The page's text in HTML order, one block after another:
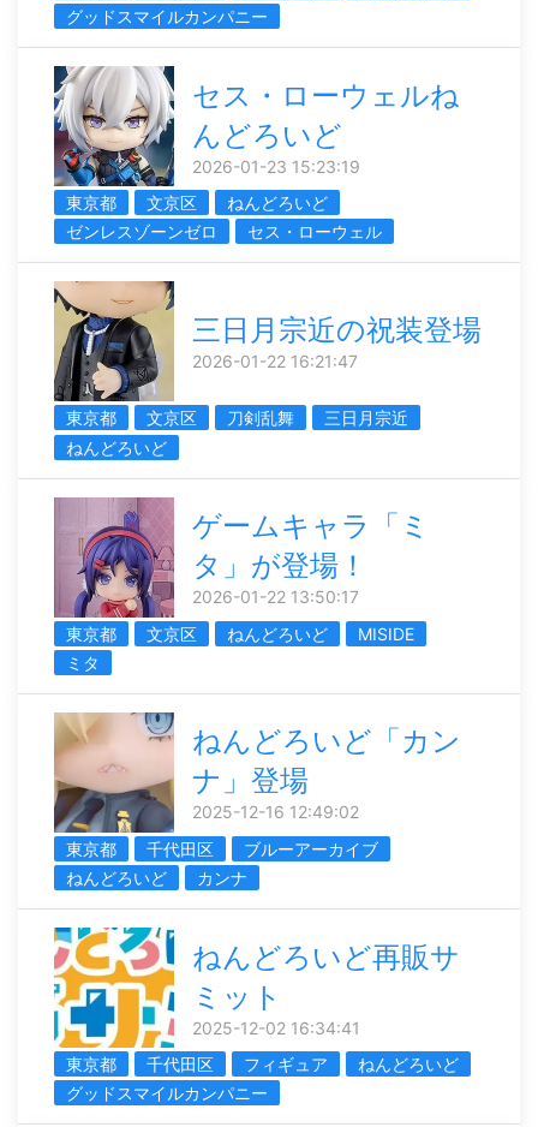
グッドスマイルカンパニー
セス・ローウェルね
んどろいど
2026-01-23 15:23:19
東京都
文京区
ねんどろいど
ゼンレスゾーンゼロ
セス・ローウェル
三日月宗近の祝装登場
2026-01-22 16:21:47
東京都 文京区 刀剣乱舞
三日月宗近
ねんどろいど
ゲームキャラ「ミ
タ」が登場！
2026-01-22 13:50:17
東京都
文京区 ねんどろいど
MISIDE
ミタ
ねんどろいど「カン
ナ」登場
2025-12-16 12:49:02
東京都
千代田区
ブルーアーカイブ
ねんどろいど
カンナ
ねんどろいど再販サ
ミット
2025-12-02 16:34:41
東京都
千代田区 フィギュア
ねんどろいど
グッドスマイルカンパニー